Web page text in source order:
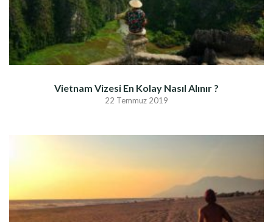
Vietnam Vizesi En Kolay Nasıl Alınır ?
22 Temmuz 2019